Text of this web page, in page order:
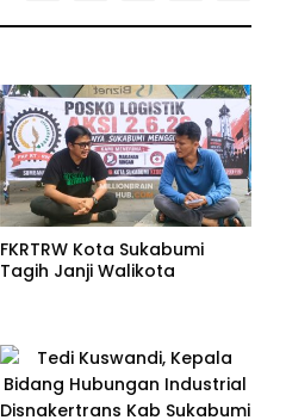
FKRTRW Kota Sukabumi
Tagih Janji Walikota